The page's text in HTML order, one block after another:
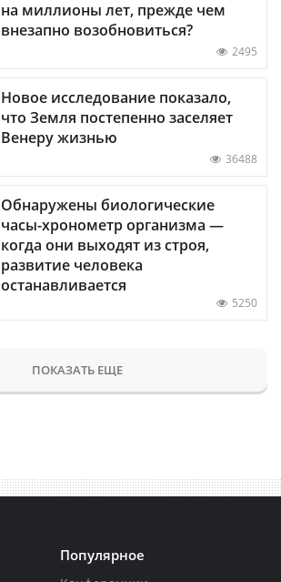
на миллионы лет, прежде чем
внезапно возобновиться?
2495
Новое исследование показало,
что Земля постепенно заселяет
Венеру жизнью
36488
Обнаружены биологические
часы-хронометр организма —
когда они выходят из строя,
развитие человека
останавливается
5250
ПОКАЗАТЬ ЕЩЕ
Популярное